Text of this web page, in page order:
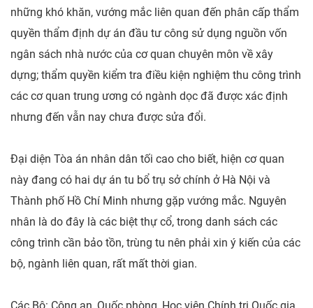
những khó khăn, vướng mắc liên quan đến phân cấp thẩm
quyền thẩm định dự án đầu tư công sử dụng nguồn vốn
ngân sách nhà nước của cơ quan chuyên môn về xây
dựng; thẩm quyền kiểm tra điều kiện nghiệm thu công trình
các cơ quan trung ương có ngành dọc đã được xác định
nhưng đến vẫn nay chưa được sửa đổi.
Đại diện Tòa án nhân dân tối cao cho biết, hiện cơ quan
này đang có hai dự án tu bổ trụ sở chính ở Hà Nội và
Thành phố Hồ Chí Minh nhưng gặp vướng mắc. Nguyên
nhân là do đây là các biệt thự cổ, trong danh sách các
công trình cần bảo tồn, trùng tu nên phải xin ý kiến của các
bộ, ngành liên quan, rất mất thời gian.